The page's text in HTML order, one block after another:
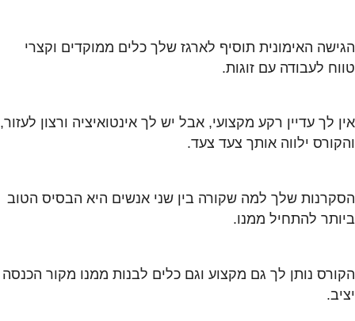
הגישה האימונית תוסיף לארגז שלך כלים ממוקדים וקצרי
טווח לעבודה עם זוגות.
אין לך עדיין רקע מקצועי, אבל יש לך אינטואיציה ורצון לעזור,
והקורס ילווה אותך צעד צעד.
הסקרנות שלך למה שקורה בין שני אנשים היא הבסיס הטוב
ביותר להתחיל ממנו.
הקורס נותן לך גם מקצוע וגם כלים לבנות ממנו מקור הכנסה
יציב.